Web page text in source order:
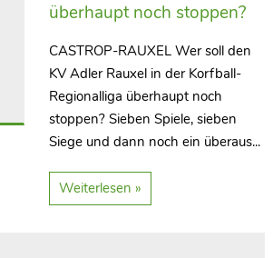
überhaupt noch stoppen?
CASTROP-RAUXEL Wer soll den
KV Adler Rauxel in der Korfball-
Regionalliga überhaupt noch
stoppen? Sieben Spiele, sieben
Siege und dann noch ein überaus...
Weiterlesen »